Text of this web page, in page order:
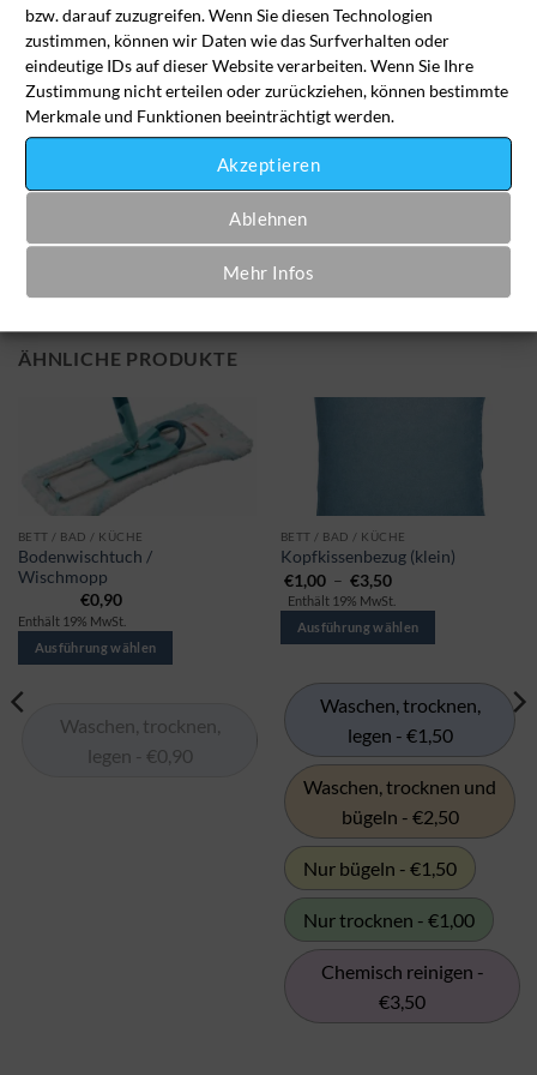
bzw. darauf zuzugreifen. Wenn Sie diesen Technologien
zustimmen, können wir Daten wie das Surfverhalten oder
eindeutige IDs auf dieser Website verarbeiten. Wenn Sie Ihre
Zustimmung nicht erteilen oder zurückziehen, können bestimmte
Merkmale und Funktionen beeinträchtigt werden.
Akzeptieren
Ablehnen
Mehr Infos
In den Wäschekorb
Artikelnummer:bea-be-4020
ÄHNLICHE PRODUKTE
BETT / BAD / KÜCHE
Bodenwischtuch /
Wischmopp
€0,90
Enthält 19% MwSt.
Ausführung wählen
Dieses
Produkt
gibt
es
mehreren
Varianten.
Die
Waschen, trocknen,
legen - €0,90
BETT / BAD / KÜCHE
Kopfkissenbezug (klein)
€1,00 – €3,50
bis
€3,50
Enthält 19% MwSt.
Ausführung wählen
Dieses
Produkt
gibt
es
Varianten.
Die
Optionen
können
auf
der
Produktseite
ausgewählt
werden
Waschen, trocknen,
legen - €1,50
Waschen, trocknen und
bügeln - €2,50
Nur bügeln - €1,50
Nur trocknen - €1,00
Chemisch reinigen -
€3,50